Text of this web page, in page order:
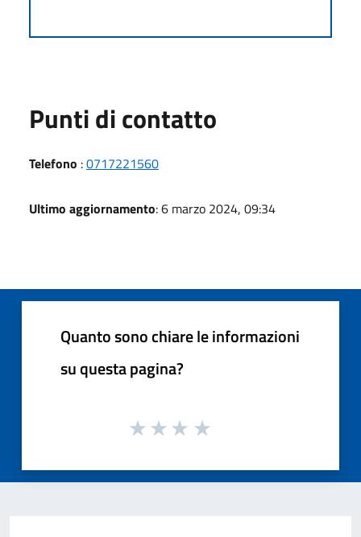
Punti di contatto
Telefono :0717221560
Ultimo aggiornamento: 6 marzo 2024, 09:34
Quanto sono chiare le informazioni
su questa pagina?